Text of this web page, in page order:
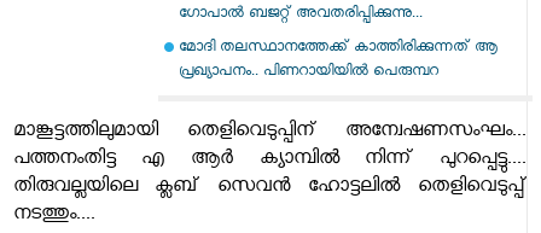
ഗോപാൽ ബജറ്റ് അവതരിപ്പിക്കുന്നു...
മോദി തലസ്ഥാനത്തേക്ക് കാത്തിരിക്കുന്നത് ആ
പ്രഖ്യാപനം.. പിണറായിയിൽ പെരുമ്പറ
മാങ്കൂട്ടത്തിലുമായി തെളിവെടുപ്പിന് അന്വേഷണസംഘം...
പത്തനംതിട്ട എ ആർ ക്യാമ്പിൽ നിന്ന് പുറപ്പെട്ടു....
തിരുവല്ലയിലെ ക്ലബ് സെവൻ ഹോട്ടലിൽ തെളിവെടുപ്പ്
നടത്തും....